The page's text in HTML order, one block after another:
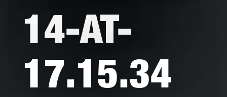
14-AT-
17.15.34